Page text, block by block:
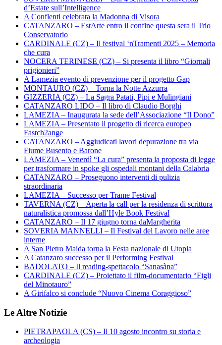
d’Estate sull’Intelligence
A Conflenti celebrata la Madonna di Visora
CATANZARO – EstArte entro il confine questa sera il Trio
Conservatorio
CARDINALE (CZ) – Il festival ‘nTramenti 2025 – Memoria
che cura
NOCERA TERINESE (CZ) – Si presenta il libro “Giornali
prigionieri”
A Lamezia evento di prevenzione per il progetto Gap
MONTAURO (CZ) – Torna la Notte Azzurra
GIZZERIA (CZ) – La Sagra Patati, Pipi e Mulingiani
CATANZARO LIDO – Il libro di Claudio Borghi
LAMEZIA – Inaugurata la sede dell’Associazione “Il Dono”
LAMEZIA – Presentato il progetto di ricerca europeo
Fastch2ange
CATANZARO – Aggiudicati lavori depurazione tra via
Fiume Busento e Barone
LAMEZIA – Venerdì “La cura” presenta la proposta di legge
per trasformare in spoke gli ospedali montani della Calabria
CATANZARO – Proseguono interventi di pulizia
straordinaria
LAMEZIA – Successo per Trame Festival
TAVERNA (CZ) – Aperta la call per la residenza di scrittura
naturalistica promossa dall’Hyle Book Festival
CATANZARO – Il 17 giugno torna daMargherita
SOVERIA MANNELLI – Il Festival del Lavoro nelle aree
interne
A San Pietro Maida torna la Festa nazionale di Utopia
A Catanzaro successo per il Performing Festival
BADOLATO – Il reading-spettacolo “Sanasàna”
CARDINALE (CZ) – Proiettato il film-documentario “Figli
del Minotauro”
A Girifalco si conclude “Nuovo Cinema Coraggioso”
Le Altre Notizie
PIETRAPAOLA (CS) – Il 10 agosto incontro su storia e
archeologia